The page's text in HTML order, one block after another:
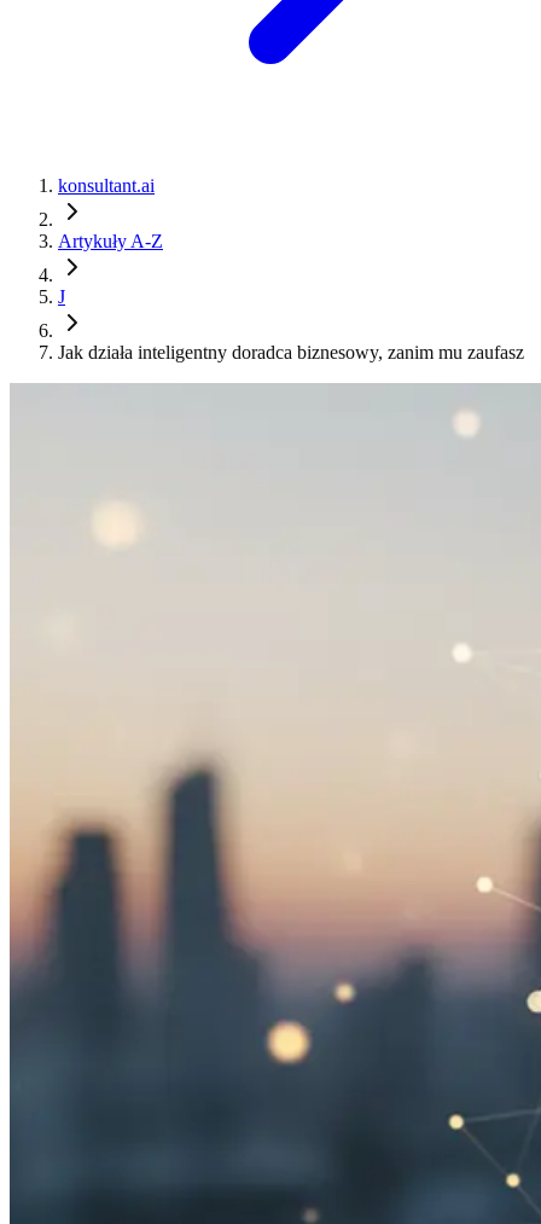
konsultant.ai
Artykuły A-Z
J
Jak działa inteligentny doradca biznesowy, zanim mu zaufasz